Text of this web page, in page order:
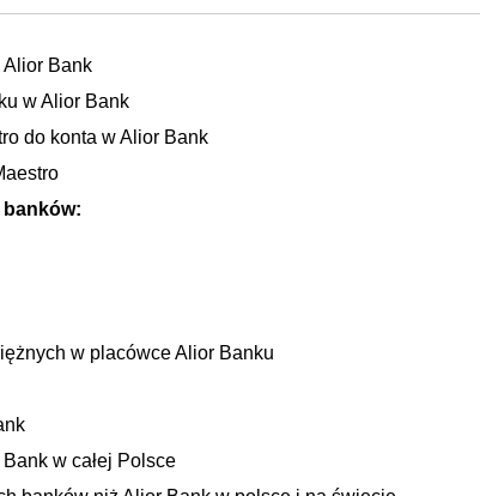
Alior Bank
w Alior Bank
do konta w Alior Bank
banków:
w placówce Alior Banku
w całej Polsce